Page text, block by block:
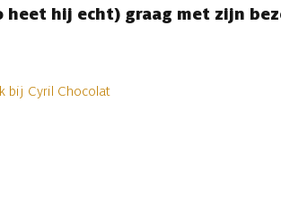
heet hij echt) graag met zijn